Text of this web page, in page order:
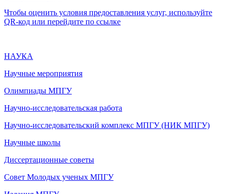
Чтобы оценить условия предоставления услуг, используйте
QR-код или перейдите по ссылке
НАУКА
Научные мероприятия
Олимпиады МПГУ
Научно-исследовательская работа
Научно-исследовательский комплекс МПГУ (НИК МПГУ)
Научные школы
Диссертационные советы
Совет Молодых ученых МПГУ